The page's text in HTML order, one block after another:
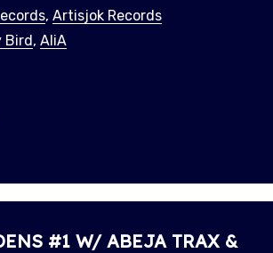
, Artisjok Records
Bird, AliA
#1 W/ ABEJA TRAX &